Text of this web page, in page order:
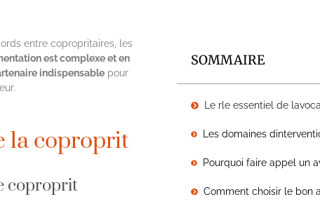
entre copropritaires, les
est complexe et en
indispensable pour
la coproprit
coproprit
SOMMAIRE